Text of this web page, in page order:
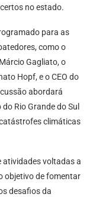
no estado.
para as
como o
Gagliato, o
Hopf, e o CEO do
abordará
Rio Grande do Sul
climáticas
atividades voltadas a
objetivo de fomentar
desafios da